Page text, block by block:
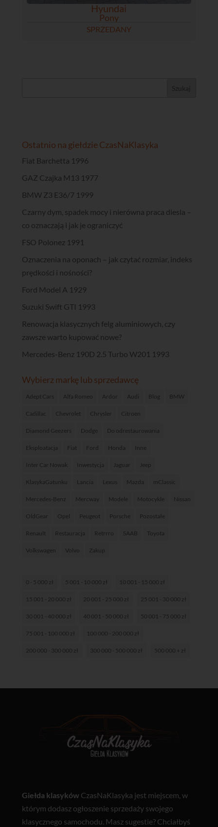
Hyundai
Pony
SPRZEDANY
Ostatnio na giełdzie CzasNaKlasyka
Fiat Barchetta 1996
GAZ Czajka M13 1977
BMW Z3 E36/7 1999
Czarny dym, spadek mocy i nierówna praca diesla –
co oznaczają i jak je ograniczyć
FSO Polonez 1991
Oznaczenia na oponach – jak czytać rozmiar, indeks
prędkości i nośności?
Ford Model A 1929
Suzuki Swift GTI 1993
Renowacja klasycznych felg aluminiowych, czy
zawsze warto kupować nowe?
Mercedes-Benz 190D 2.5 Turbo W201 1993
Wybierz markę lub sprzedawcę
Adept Cars Alfa Romeo Ardor Audi Blog BMW
Cadillac Chevrolet Chrysler Citroen
Diamond Geezers Dodge Do odrestaurowania
Eksploatacja Fiat Ford Honda Inne
Inter Car Nowak Inwestycja Jaguar Jeep
KlasykaGatunku Lancia Lexus Mazda mClassic
Mercedes-Benz Mercway Modele Motocykle Nissan
OldGear Opel Peugeot Porsche Pozostałe
Renault Restauracja Retrrro SAAB Toyota
Volkswagen Volvo Zakup
0 - 5 000 zł 5 001 - 10 000 zł 10 001 - 15 000 zł
15 001 - 20 000 zł 20 001 - 25 000 zł 25 001 - 30 000 zł
30 001 - 40 000 zł 40 001 - 50 000 zł 50 001 - 75 000 zł
75 001 - 100 000 zł 100 000 - 200 000 zł
200 000 - 300 000 zł 300 000 - 500 000 zł 500 000 + zł
Giełda klasyków CzasNaKlasyka jest miejscem, w
którym dodasz ogłoszenie sprzedaży swojego
klasycznego samochodu. Masz sugestie? Chciałbyś